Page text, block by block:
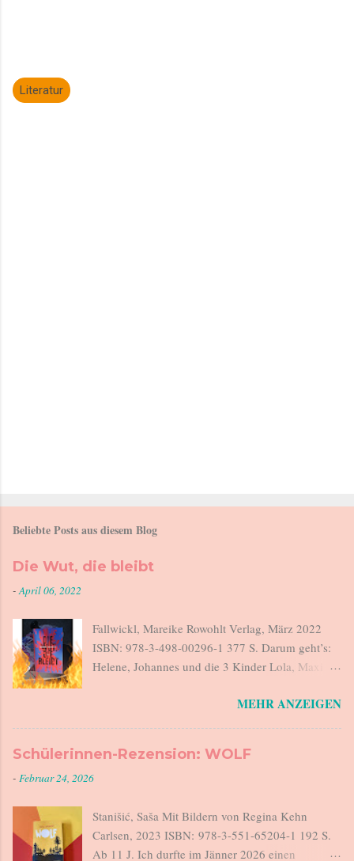
Literatur
Beliebte Posts aus diesem Blog
Die Wut, die bleibt
-April 06, 2022
Fallwickl, Mareike Rowohlt Verlag, März 2022
ISBN: 978-3-498-00296-1 377 S. Darum geht’s:
Helene, Johannes und die 3 Kinder Lola, Maxi
Johannes sagt „Haben wir kein Salz“, steht
Ende. Johannes verlässt morgens um 6 das Haus,
geht seiner Arbeit nach, kommt abends nach
verantwortlich für eine rebellische Teenager-
Tochter, für ein forderndes Kindergartenkind und
für den 18 Monate alten Lucius. Sie sind in dieser
MEHR ANZEIGEN
Schülerinnen-Rezension: WOLF
- Februar 24, 2026
Stanišić, Saša Mit Bildern von Regina Kehn
Carlsen, 2023 ISBN: 978-3-551-65204-1 192 S.
Ab 11 J. Ich durfte im Jänner 2026 einen